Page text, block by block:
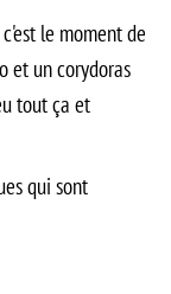
le moment de
et un corydoras
tout ça et
qui sont